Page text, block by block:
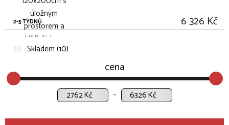
2-5 TÝDNŮ 6 326 Kč
Skladem (10)
cena
Kč Kč